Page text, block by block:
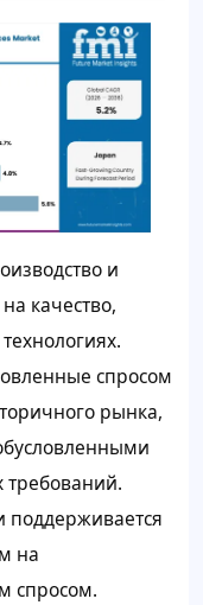
и
качество,
спросом
рынка,
поддерживается
на
спросом.